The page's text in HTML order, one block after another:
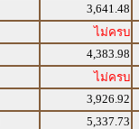
3,641.48
ไม่ครบ
4,383.98
ไม่ครบ
3,926.92
5,337.73